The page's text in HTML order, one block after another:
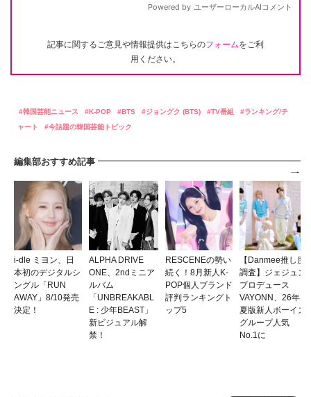
記事に関するご意見や情報提供はこちらのフォームをご利
用ください。
韓国芸能ニュース K-POP BTS ジョングク (BTS) TV番組
ランキング/チ
ャート
今話題の韓国芸能トピック
編集部おすすめ記事
i-dle ミヨン、日
本初のデジタルシ
ングル「RUN
AWAY」8/10発売
決定！
ALPHA DRIVE
ONE、2ndミニア
ルバム
「UNBREAKABL
E : 少年BEAST」
新ビジュアル解
禁！
RESCENEの勢い
続く！8月新人K-
POP個人ブランド
評判ランキングト
ップ5
【Danmee推し度
調査】ジェジュン
プロデュース
VAYONN、26年
夏版新人ボーイズ
グループ人気
No.1に